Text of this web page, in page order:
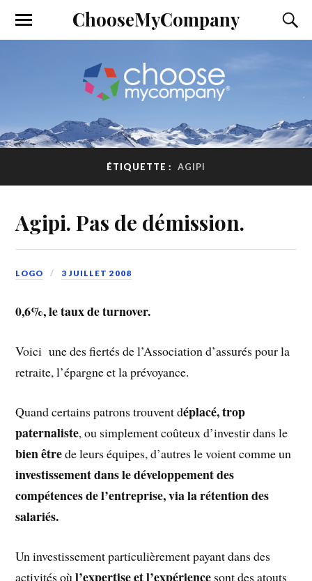
ChooseMyCompany
ÉTIQUETTE : AGIPI
Agipi. Pas de démission.
LOGO 3 JUILLET 2008
0,6%, le taux de turnover.
Voici une des fiertés de l’Association d’assurés pour la
retraite, l’épargne et la prévoyance.
Quand certains patrons trouvent déplacé, trop
paternaliste, ou simplement coûteux d’investir dans le
bien êtrede leurs équipes, d’autres le voient comme un
investissement dans le développement des
compétences de l’entreprise, via la rétention des
salariés.
Un investissement particulièrement payant dans des
activités où l’expertise et l’expérience sont des atouts